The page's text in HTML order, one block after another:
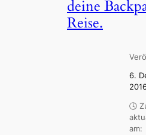
deine
Reise.
6.
🕓
am: